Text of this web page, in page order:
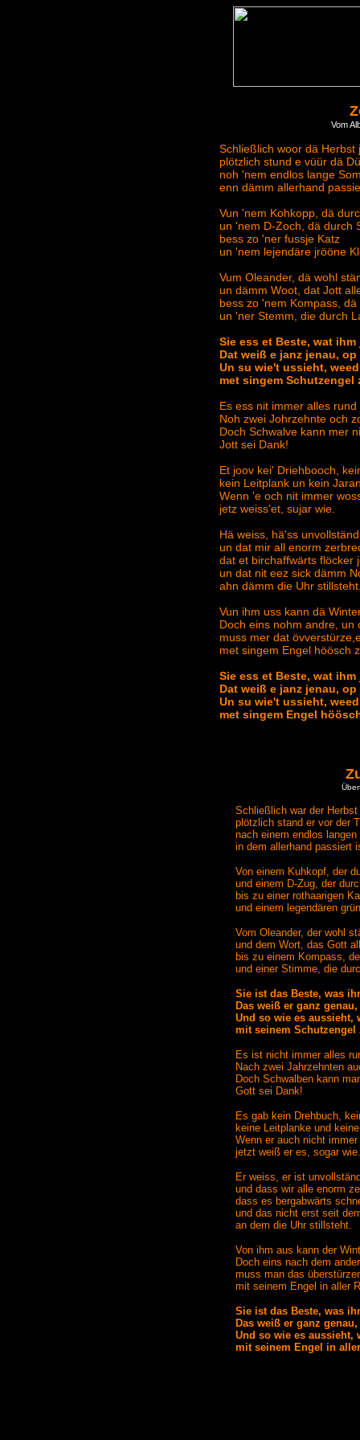
Vom
Schließlich woor dä Herbst
plötzlich stund e vüür dä
noh 'nem endlos lange
enn dämm allerhand
Vun 'nem Kohkopp, dä
un 'nem D-Zoch, dä durch
bess zo 'ner fussje Katz
un 'nem lejendäre jrööne
Vum Oleander, dä wohl
un dämm Woot, dat Jott
bess zo 'nem Kompass,
un 'ner Stemm, die durch
Sie ess et Beste, wat
Dat weiß e janz jenau, op
Un su wie't ussieht,
met singem Schutzengel
Es ess nit immer alles rund
Noh zwei Johrzehnte och
Doch Schwalve kann mer
Jott sei Dank!
Et joov kei' Driehbooch,
kein Leitplank un kein
Wenn 'e och nit immer
jetz weiss'et, sujar wie.
Hä weiss, hä'ss
un dat mir all enorm
dat et birchaffwärts flöcker
un dat nit eez sick dämm
ahn dämm die Uhr
Vun ihm uss kann dä
Doch eins nohm andre, un
muss mer dat
met singem Engel höösch
Sie ess et Beste, wat
Dat weiß e janz jenau, op
Un su wie't ussieht,
met singem Engel
Schließlich war der
plötzlich stand er vor der
nach einem endlos langen
in dem allerhand passiert
Von einem Kuhkopf, der
und einem D-Zug, der
bis zu einer rothaarigen
und einem legendären
Vom Oleander, der wohl
und dem Wort, das Gott
bis zu einem Kompass,
und einer Stimme, die
Sie ist das Beste, was
Das weiß er ganz
Und so wie es aussieht,
mit seinem Schutzengel
Es ist nicht immer alles
Nach zwei Jahrzehnten
Doch Schwalben kann
Gott sei Dank!
Es gab kein Drehbuch,
keine Leitplanke und
Wenn er auch nicht
jetzt weiß er es, sogar wie.
Er weiss, er ist
und dass wir alle enorm
dass es bergabwärts
und das nicht erst seit
an dem die Uhr stillsteht.
Von ihm aus kann der
Doch eins nach dem
muss man das
mit seinem Engel in aller
Sie ist das Beste, was
Das weiß er ganz
Und so wie es aussieht,
mit seinem Engel in